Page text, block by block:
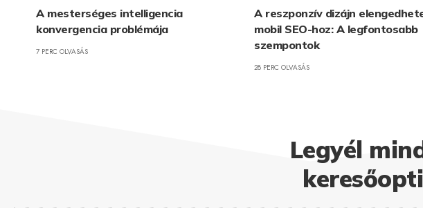
A mesterséges intelligencia
konvergencia problémája
7 PERC OLVASÁS
A reszponzív dizájn
mobil SEO-hoz: A legfontosabb
szempontok
28 PERC OLVASÁS
Legyél